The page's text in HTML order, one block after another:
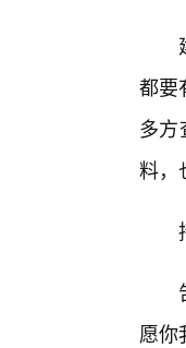
都要
多方
料，
愿你